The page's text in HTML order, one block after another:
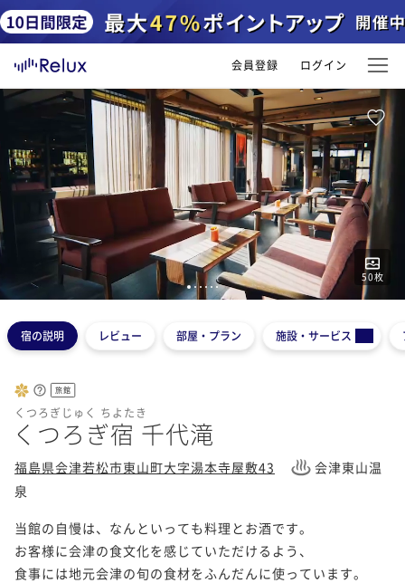
会員登録 ログイン
50枚
123 45 6
宿の説明 レビュー 部屋・プラン 施設・サービス
旅館
くつろぎじゅく ちよたき
くつろぎ宿 千代滝
福島県会津若松市東山町大字湯本寺屋敷43
会津東山温
泉
当館の自慢は、なんといっても料理とお酒です。
お客様に会津の食文化を感じていただけるよう、
食事には地元会津の旬の食材をふんだんに使っています。